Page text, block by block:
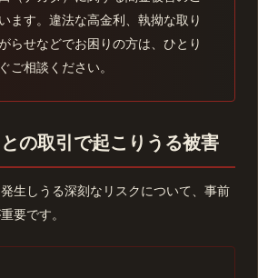
ます。違法な高金利、執拗な取り
らせなどでお困りの方は、ひとり
ご相談ください。
の取引で起こりうる被害
生しうる深刻なリスクについて、事前
要です。